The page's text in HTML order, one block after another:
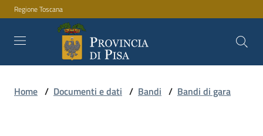
Vai al contenuto
Vai alla navigazione
Vai al footer
Regione Toscana
Amministrazione
Home / Documenti e dati / Bandi / Bandi di gara